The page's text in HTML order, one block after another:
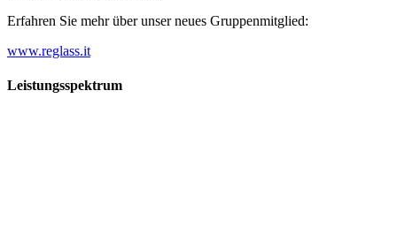
Erfahren Sie mehr über unser neues Gruppenmitglied:
www.reglass.it
Leistungsspektrum